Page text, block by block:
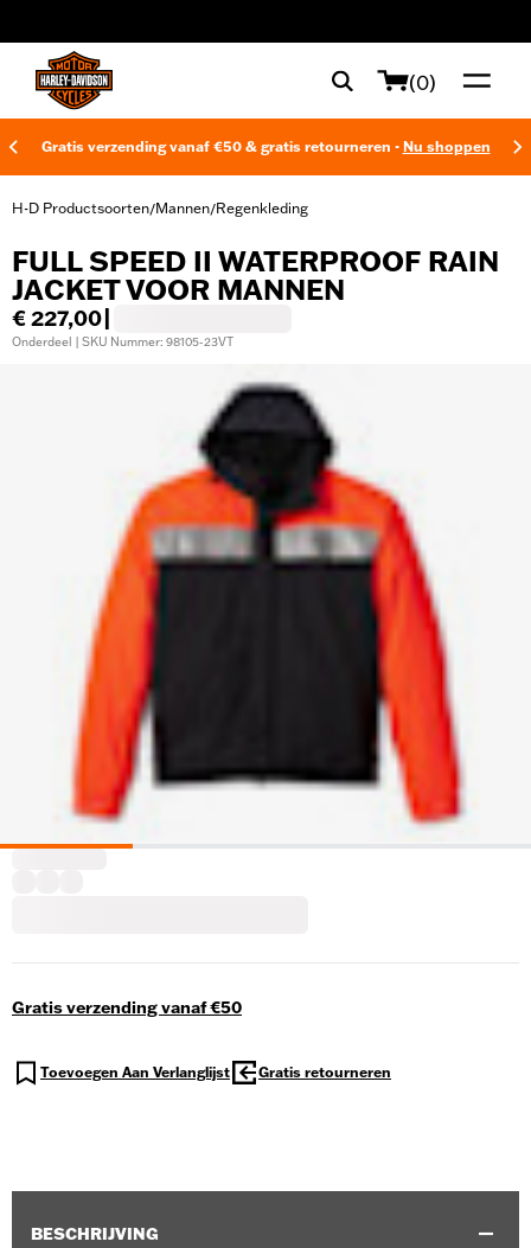
(0)
Gratis verzending vanaf €50 & gratis retourneren - Nu shoppen
H-D Productsoorten/Mannen/Regenkleding
FULL SPEED II WATERPROOF RAIN
JACKET VOOR MANNEN
€ 227,00
Onderdeel | SKU Nummer: 98105-23VT
Gratis verzending vanaf €50
Toevoegen Aan Verlanglijst Gratis retourneren
BESCHRIJVING